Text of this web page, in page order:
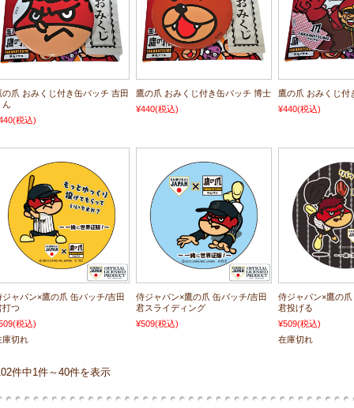
の爪 おみくじ付き缶バッチ 吉田
ん
(税込)
鷹の爪 おみくじ付き缶バッチ 博士
¥440(税込)
鷹の爪 おみくじ付
¥440(税込)
ジャパン×鷹の爪 缶バッチ/吉田
打つ
(税込)
庫切れ
侍ジャパン×鷹の爪 缶バッチ/吉田
君スライディング
¥509(税込)
侍ジャパン×鷹の
君投げる
¥509(税込)
在庫切れ
件中1件～40件を表示